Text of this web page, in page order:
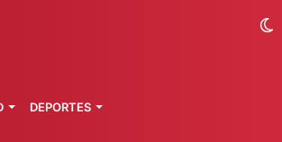
DEPORTES